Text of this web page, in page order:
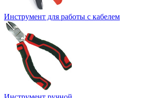
Инструмент для работы с кабелем